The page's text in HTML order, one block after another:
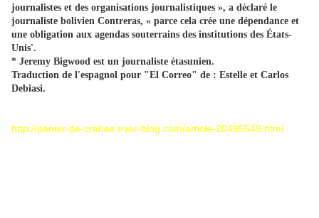
journalistes et des organisations journalistiques », a déclaré le
journaliste bolivien Contreras, « parce cela crée une dépendance et
une obligation aux agendas souterrains des institutions des États-
Unis'.
* Jeremy Bigwood est un journaliste étasunien.
Traduction de l'espagnol pour "El Correo" de : Estelle et Carlos
Debiasi.
http://panier-de-crabes.over-blog.com/article-20495549.html